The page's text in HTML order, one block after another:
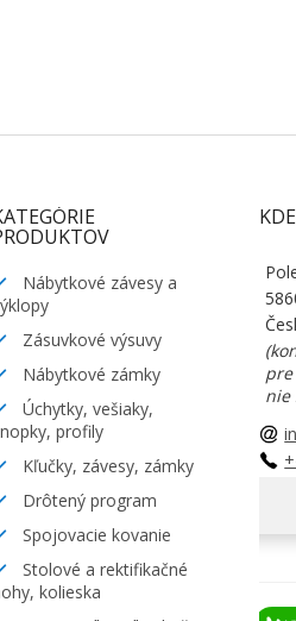
Nábytkové závesy a
Zásuvkové výsuvy
Nábytkové zámky
Úchytky, vešiaky,
profily
Kľučky, závesy, zámky
Drôtený program
Spojovacie kovanie
Stolové a rektifikačné
kolieska
nie